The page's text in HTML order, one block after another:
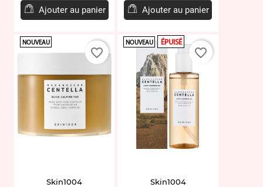
Ajouter au panier Ajouter au panier
NOUVEAU
Skin1004
favorite_border
NOUVEAU ÉPUISÉ
Skin1004
favorite_border